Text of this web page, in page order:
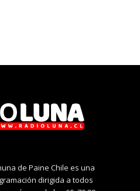
de Paine Chile es una
dirigida a todos